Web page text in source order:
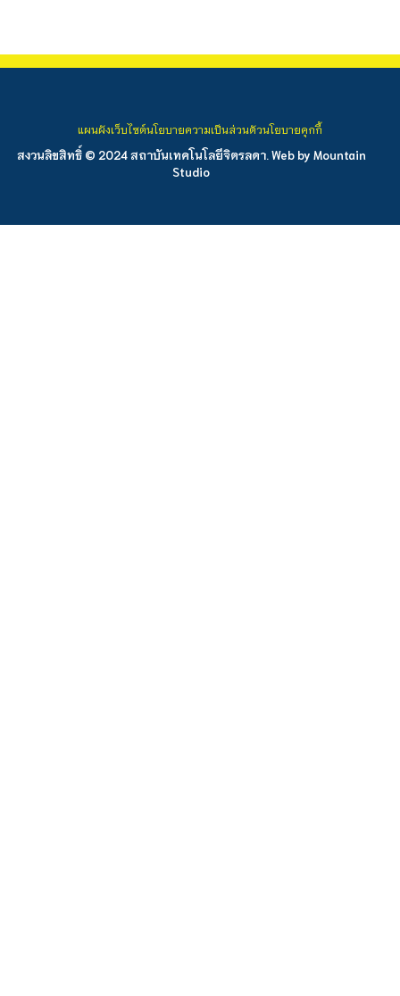
สงวนลิขสิทธิ์ © 2024 สถาบันเทคโนโลยีจิตรลดา. Web by Mountain
Studio
แผนผังเว็บไซต์นโยบายความเป็นส่วนตัวนโยบายคุกกี้